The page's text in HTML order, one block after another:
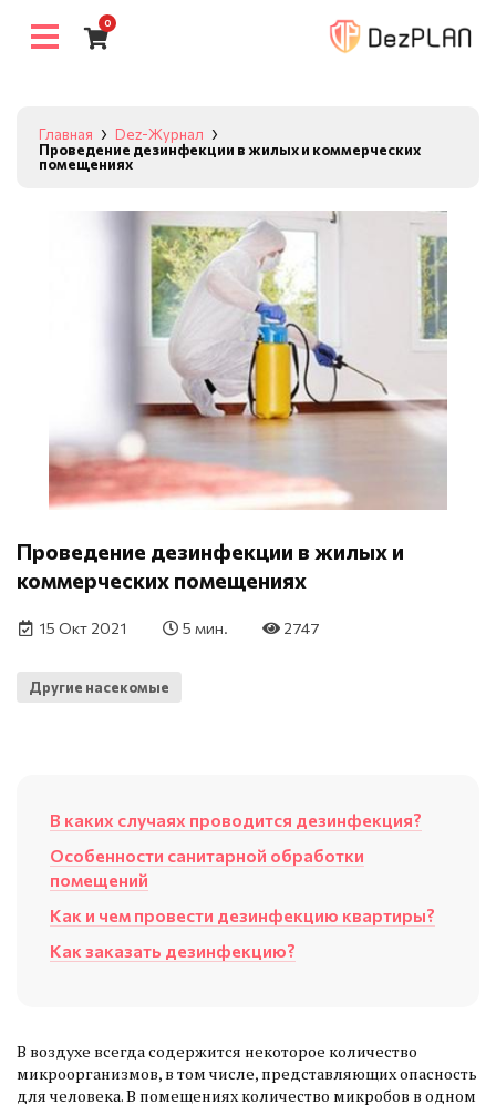
0
Главная
Dez-Журнал
Проведение дезинфекции в жилых и коммерческих
помещениях
Проведение дезинфекции в жилых и
коммерческих помещениях
15 Окт 2021 5 мин. 2747
Другие насекомые
В каких случаях проводится дезинфекция?
Особенности санитарной обработки
помещений
Как и чем провести дезинфекцию квартиры?
Как заказать дезинфекцию?
В воздухе всегда содержится некоторое количество
микроорганизмов, в том числе, представляющих опасность
для человека. В помещениях количество микробов в одном